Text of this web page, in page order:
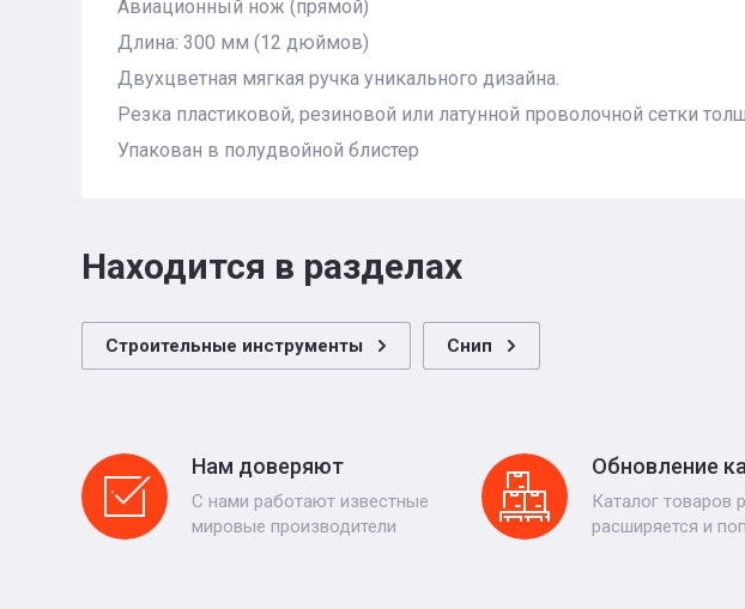
Авиационный нож (прямой)
Длина: 300 мм (12 дюймов)
Двухцветная мягкая ручка уникального дизайна.
Резка пластиковой, резиновой или латунной проволочной сетки
Упакован в полудвойной блистер
Находится в разделах
Строительные инструменты Снип
Нам доверяют
С нами работают известные
мировые производители
Обновление
Каталог товаров
расширяется и